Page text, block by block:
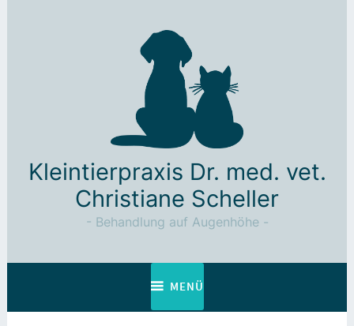
Kleintierpraxis Dr. med. vet.
Christiane Scheller
Behandlung auf Augenhöhe
MENÜ